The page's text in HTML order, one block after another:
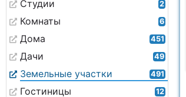
Студии 2
Комнаты 6
Дома 451
Дачи 49
Земельные участки 491
Гостиницы 12